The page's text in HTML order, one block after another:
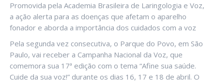
Promovida pela Academia Brasileira de Laringologia e Voz,
a ação alerta para as doenças que afetam o aparelho
fonador e aborda a importância dos cuidados com a voz
Pela segunda vez consecutiva, o Parque do Povo, em São
Paulo, vai receber a Campanha Nacional da Voz, que
comemora sua 17ª edição com o tema “Afine sua saúde.
Cuide da sua voz!” durante os dias 16, 17 e 18 de abril. O